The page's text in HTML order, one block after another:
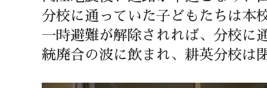
分校に通っていた子どもたちは本
一時避難が解除されれば、分校に
統廃合の波に飲まれ、耕英分校は